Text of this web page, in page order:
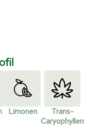
Limonen
Trans-
Caryophyllen